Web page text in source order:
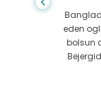
eden
bolsun